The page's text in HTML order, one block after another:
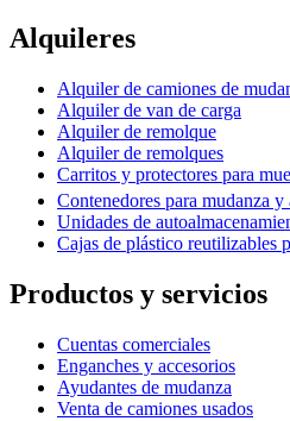
Alquileres
Alquiler de camiones de
Alquiler de van de carga
Alquiler de remolque
Alquiler de remolques
Carritos y protectores para
Contenedores para mudanza
Unidades de
Cajas de plástico reutilizables
Productos y servicios
Cuentas comerciales
Enganches y accesorios
Ayudantes de mudanza
Venta de camiones usados